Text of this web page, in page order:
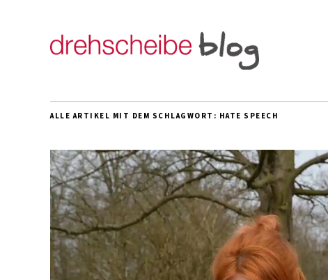
ALLE ARTIKEL MIT DEM SCHLAGWORT: HATE SPEECH